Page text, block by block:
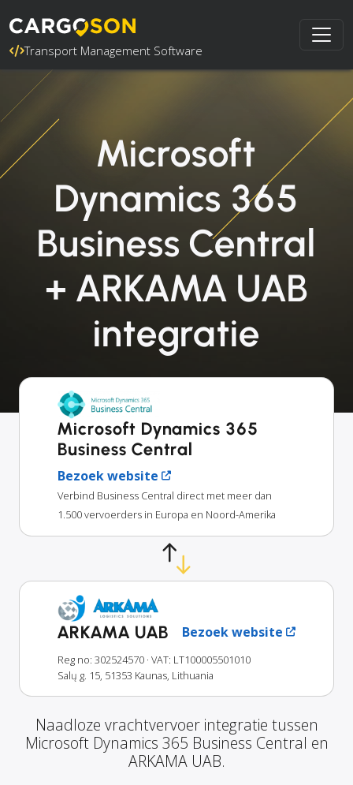
Transport Management Software
Microsoft
Dynamics 365
Business Central
+ ARKAMA UAB
integratie
Microsoft Dynamics 365
Business Central
Bezoek website
Verbind Business Central direct met meer dan
1.500 vervoerders in Europa en Noord-Amerika
ARKAMA UAB Bezoek website
Reg no: 302524570 · VAT: LT100005501010
Salų g. 15, 51353 Kaunas, Lithuania
Naadloze vrachtvervoer integratie tussen
Microsoft Dynamics 365 Business Central en
ARKAMA UAB.